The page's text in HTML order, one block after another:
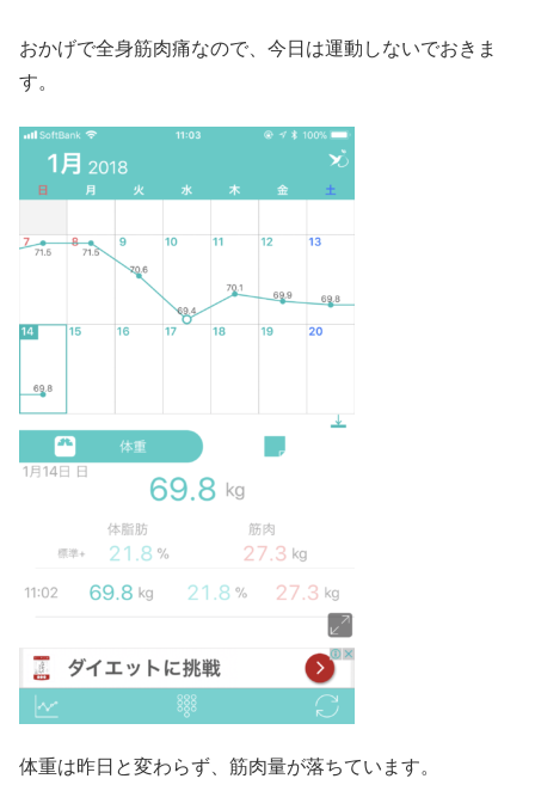
おかげで全身筋肉痛なので、今日は運動しないでおきま
す。
体重は昨日と変わらず、筋肉量が落ちています。